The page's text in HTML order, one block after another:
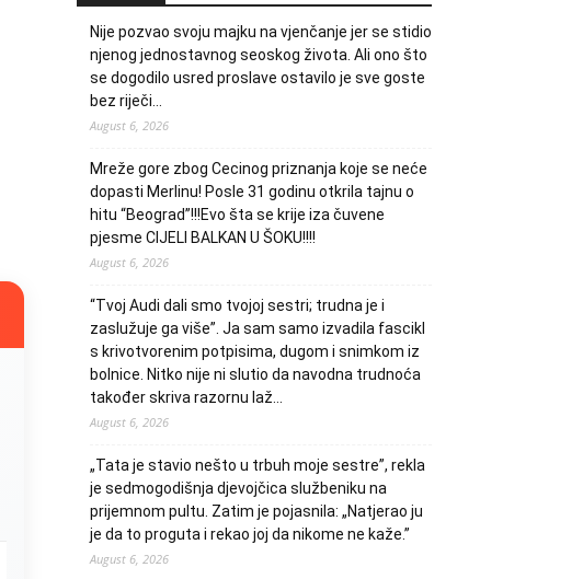
Nije pozvao svoju majku na vjenčanje jer se stidio
njenog jednostavnog seoskog života. Ali ono što
se dogodilo usred proslave ostavilo je sve goste
bez riječi…
August 6, 2026
Mreže gore zbog Cecinog priznanja koje se neće
dopasti Merlinu! Posle 31 godinu otkrila tajnu o
hitu “Beograd”!!!Evo šta se krije iza čuvene
pjesme CIJELI BALKAN U ŠOKU!!!!
August 6, 2026
“Tvoj Audi dali smo tvojoj sestri; trudna je i
zaslužuje ga više”. Ja sam samo izvadila fascikl
s krivotvorenim potpisima, dugom i snimkom iz
bolnice. Nitko nije ni slutio da navodna trudnoća
također skriva razornu laž…
August 6, 2026
„Tata je stavio nešto u trbuh moje sestre”, rekla
je sedmogodišnja djevojčica službeniku na
prijemnom pultu. Zatim je pojasnila: „Natjerao ju
je da to proguta i rekao joj da nikome ne kaže.”
August 6, 2026